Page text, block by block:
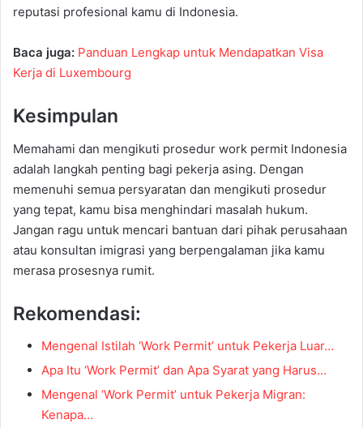
reputasi profesional kamu di Indonesia.
Baca juga: Panduan Lengkap untuk Mendapatkan Visa
Kerja di Luxembourg
Kesimpulan
Memahami dan mengikuti prosedur work permit Indonesia
adalah langkah penting bagi pekerja asing. Dengan
memenuhi semua persyaratan dan mengikuti prosedur
yang tepat, kamu bisa menghindari masalah hukum.
Jangan ragu untuk mencari bantuan dari pihak perusahaan
atau konsultan imigrasi yang berpengalaman jika kamu
merasa prosesnya rumit.
Rekomendasi:
Mengenal Istilah ‘Work Permit’ untuk Pekerja Luar…
Apa Itu ‘Work Permit’ dan Apa Syarat yang Harus…
Mengenal ‘Work Permit’ untuk Pekerja Migran:
Kenapa…